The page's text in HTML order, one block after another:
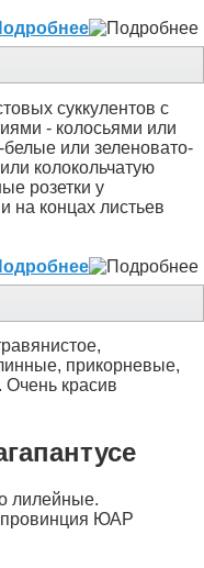
суккулентов с
- колосьями или
или зеленовато-
колокольчатую
розетки у
на концах листьев
прикорневые,
красив
лилейные.
провинция ЮАР